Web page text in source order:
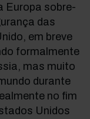
Europa sobre-
das
em breve
formalmente
mas muito
durante
no fim
Unidos